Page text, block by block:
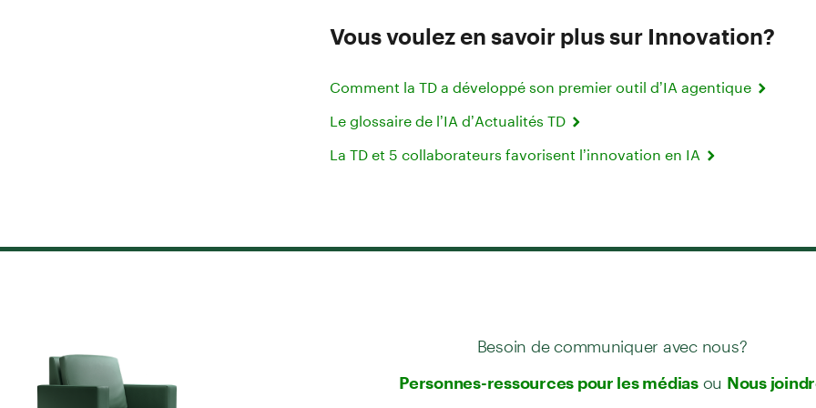
Vous voulez en savoir plus sur Innovation?
Comment la TD a développé son premier outil d’IA agentique
Le glossaire de l’IA d’Actualités TD
La TD et 5 collaborateurs favorisent l’innovation en IA
Besoin de communiquer avec nous?
Personnes-ressources pour les médiasou Nous